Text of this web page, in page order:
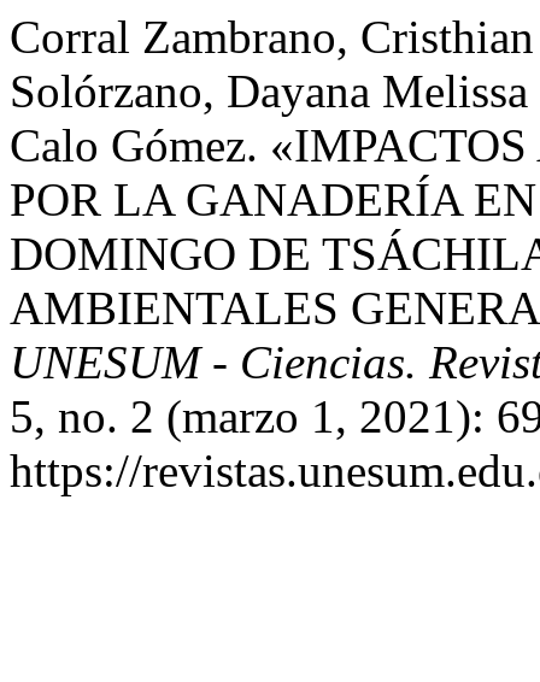
Corral Zambrano,
Solórzano, Dayana
Calo Gómez.
POR LA GANADERÍA
DOMINGO DE
AMBIENTALES
UNESUM - Ciencias.
5, no. 2 (marzo 1, 2021):
https://